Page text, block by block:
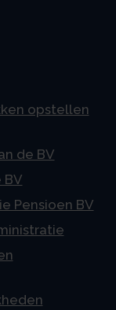
opstellen
de BV
BV
Pensioen BV